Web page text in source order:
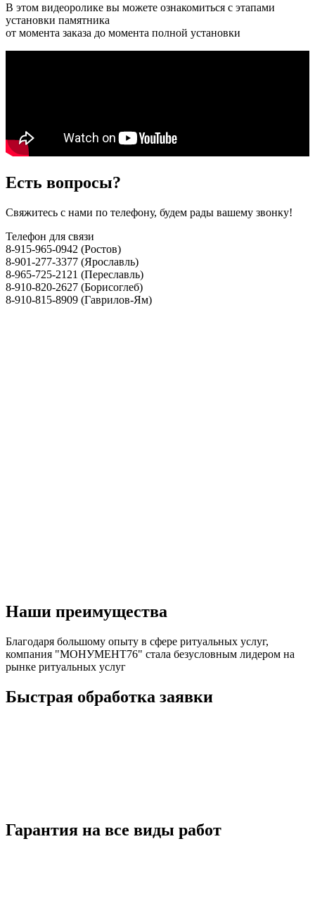
В этом видеоролике вы можете ознакомиться с этапами
установки памятника
от момента заказа до момента полной установки
Есть вопросы?
Свяжитесь с нами по телефону, будем рады вашему звонку!
Телефон для связи
8-915-965-0942 (Ростов)
8-901-277-3377 (Ярославль)
8-965-725-2121 (Переславль)
8-910-820-2627 (Борисоглеб)
8-910-815-8909 (Гаврилов-Ям)
Наши преимущества
Благодаря большому опыту в сфере ритуальных услуг,
компания "МОНУМЕНТ76" стала безусловным лидером на
рынке ритуальных услуг
Быстрая обработка заявки
Гарантия на все виды работ